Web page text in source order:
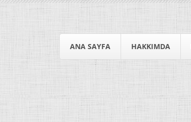
ANA SAYFA HAKKIMDA